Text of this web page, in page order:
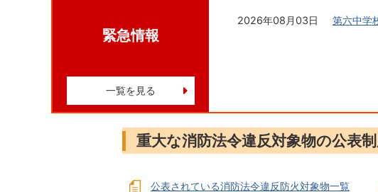
緊急情報
一覧を見る
2026年08月03日 第六中学
重大な消防法令違反対象物の公表
公表されている消防法令違反防火対象物一覧